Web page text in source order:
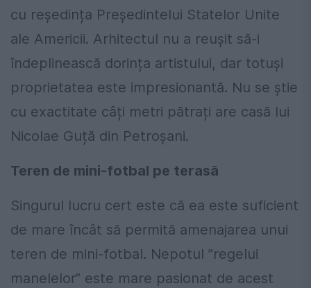
cu reședința Președintelui Statelor Unite
ale Americii. Arhitectul nu a reușit să-i
îndeplinească dorința artistului, dar totuși
proprietatea este impresionantă. Nu se știe
cu exactitate câți metri pătrați are casă lui
Nicolae Guță din Petroșani.
Teren de mini-fotbal pe terasă
Singurul lucru cert este că ea este suficient
de mare încât să permită amenajarea unui
teren de mini-fotbal. Nepotul ”regelui
manelelor” este mare pasionat de acest